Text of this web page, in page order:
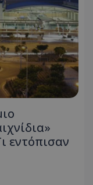
εντόπισαν